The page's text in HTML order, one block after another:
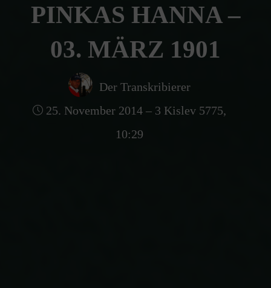
PINKAS HANNA –
03. MÄRZ 1901
Der Transkribierer
25. November 2014 – 3 Kislev 5775,
10:29